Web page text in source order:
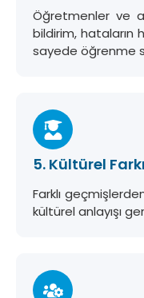
Öğretmenler ve
bildirim, hataların
sayede öğrenme
5. Kültürel
Farklı
kültürel anlayışı